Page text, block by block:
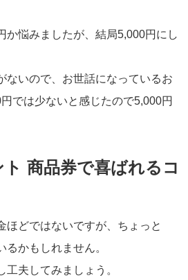
か悩みましたが、結局5,000円にし
ないので、お世話になっているお
では少ないと感じたので5,000円
商品券で喜ばれるコ
ほどではないですが、ちょっと
かもしれません。
夫してみましょう。